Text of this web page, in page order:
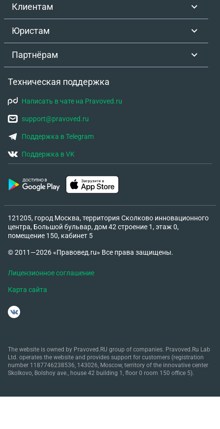
Клиентам
Юристам
Партнёрам
Техническая поддержка
Написать в чате на Pravoved.ru
support@pravoved.ru
Поддержка в Telegram
Поддержка в VK
121205, город Москва, территория Сколково инновационного
центра, Большой бульвар, дом 42 строение 1, этаж 0,
помещение 150, кабинет 5
© 2011—2026 «Правовед.ru» Все права защищены.
Лицензионное соглашение
Карта сайта
The website is owned by Pravoved.RU group of companies. Pravoved.Ru Lab
Ltd. operates the website and provides support for customers (registration
number 1187746238536, 143026, Moscow, territory of the innovative center
Skolkovo, Bolshoy ave., house 42 building 1, floor 0 room 150 office 5).